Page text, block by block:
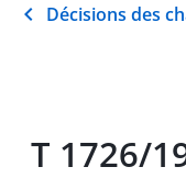
Décisions des
T 1726/